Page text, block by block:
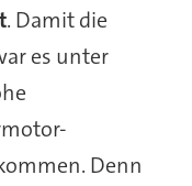
. Damit die
es unter
Denn